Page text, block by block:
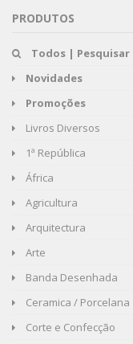
PRODUTOS
Todos | Pesquisar
Novidades
Promoções
Livros Diversos
1ª República
África
Agricultura
Arquitectura
Arte
Banda Desenhada
Ceramica / Porcelana
Corte e Confecção